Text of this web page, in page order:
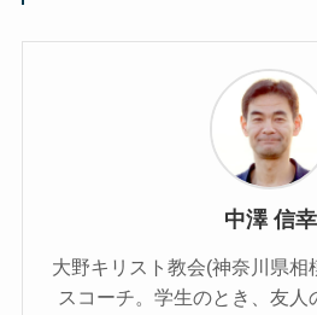
中澤 信幸
大野キリスト教会(神奈川県相
スコーチ。学生のとき、友人